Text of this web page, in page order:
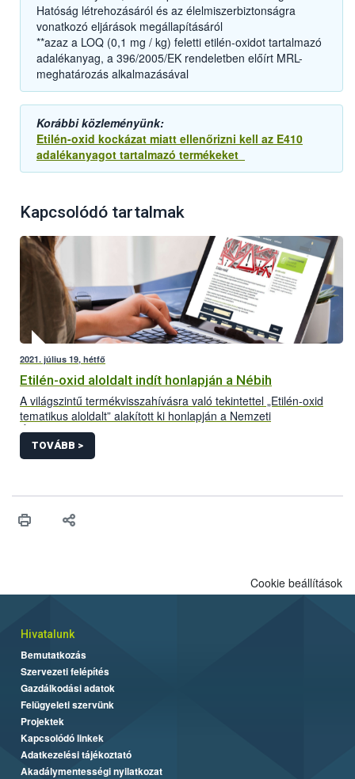
Hatóság létrehozásáról és az élelmiszerbiztonságra
vonatkozó eljárások megállapításáról
**azaz a LOQ (0,1 mg / kg) feletti etilén-oxidot tartalmazó
adalékanyag, a 396/2005/EK rendeletben előírt MRL-
meghatározás alkalmazásával
Korábbi közleményünk:
Etilén-oxid kockázat miatt ellenőrizni kell az E410
adalékanyagot tartalmazó termékeket
Kapcsolódó tartalmak
2021. július 19, hétfő
Etilén-oxid aloldalt indít honlapján a Nébih
A világszintű termékvisszahívásra való tekintettel „Etilén-oxid
tematikus aloldalt” alakított ki honlapján a Nemzeti
Élelmiszerlánc-biztonsági Hivatal (Nébih). A folyamatosan
frissülő felületre azok a Magyarországon forgalomba hozott
termékek kerülnek, amelyek bizonyítottan etilén-oxiddal
TOVÁBB >
Cookie beállítások
Hivatalunk
Bemutatkozás
Szervezeti felépítés
Gazdálkodási adatok
Felügyeleti szervünk
Projektek
Kapcsolódó linkek
Adatkezelési tájékoztató
Akadálymentességi nyilatkozat